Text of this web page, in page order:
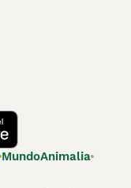
MundoAnimalia